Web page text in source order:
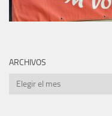
ARCHIVOS
Archivos